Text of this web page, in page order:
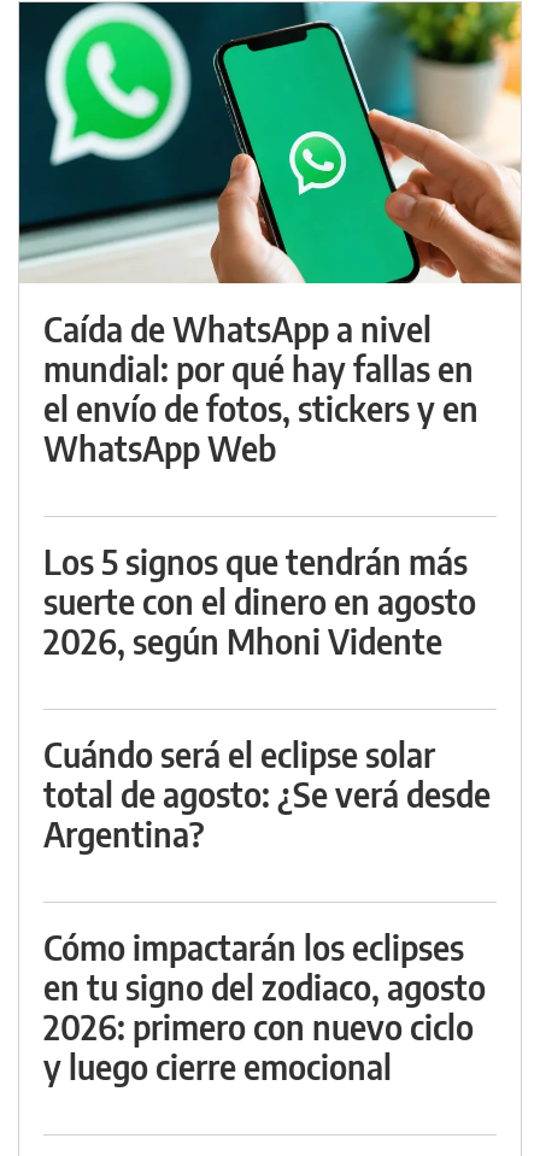
Caída de WhatsApp a nivel
mundial: por qué hay fallas en
el envío de fotos, stickers y en
WhatsApp Web
Los 5 signos que tendrán más
suerte con el dinero en agosto
2026, según Mhoni Vidente
Cuándo será el eclipse solar
total de agosto: ¿Se verá desde
Argentina?
Cómo impactarán los eclipses
en tu signo del zodiaco, agosto
2026: primero con nuevo ciclo
y luego cierre emocional